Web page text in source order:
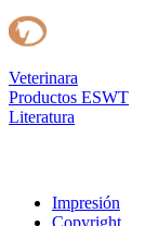
Veterinara
Productos ESWT
Literatura
Impresión
Copyright